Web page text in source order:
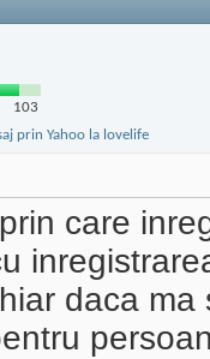
103
care
daca